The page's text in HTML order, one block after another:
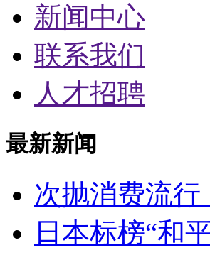
新闻中心
联系我们
人才招聘
最新新闻
次抛消费流
日本标榜“和